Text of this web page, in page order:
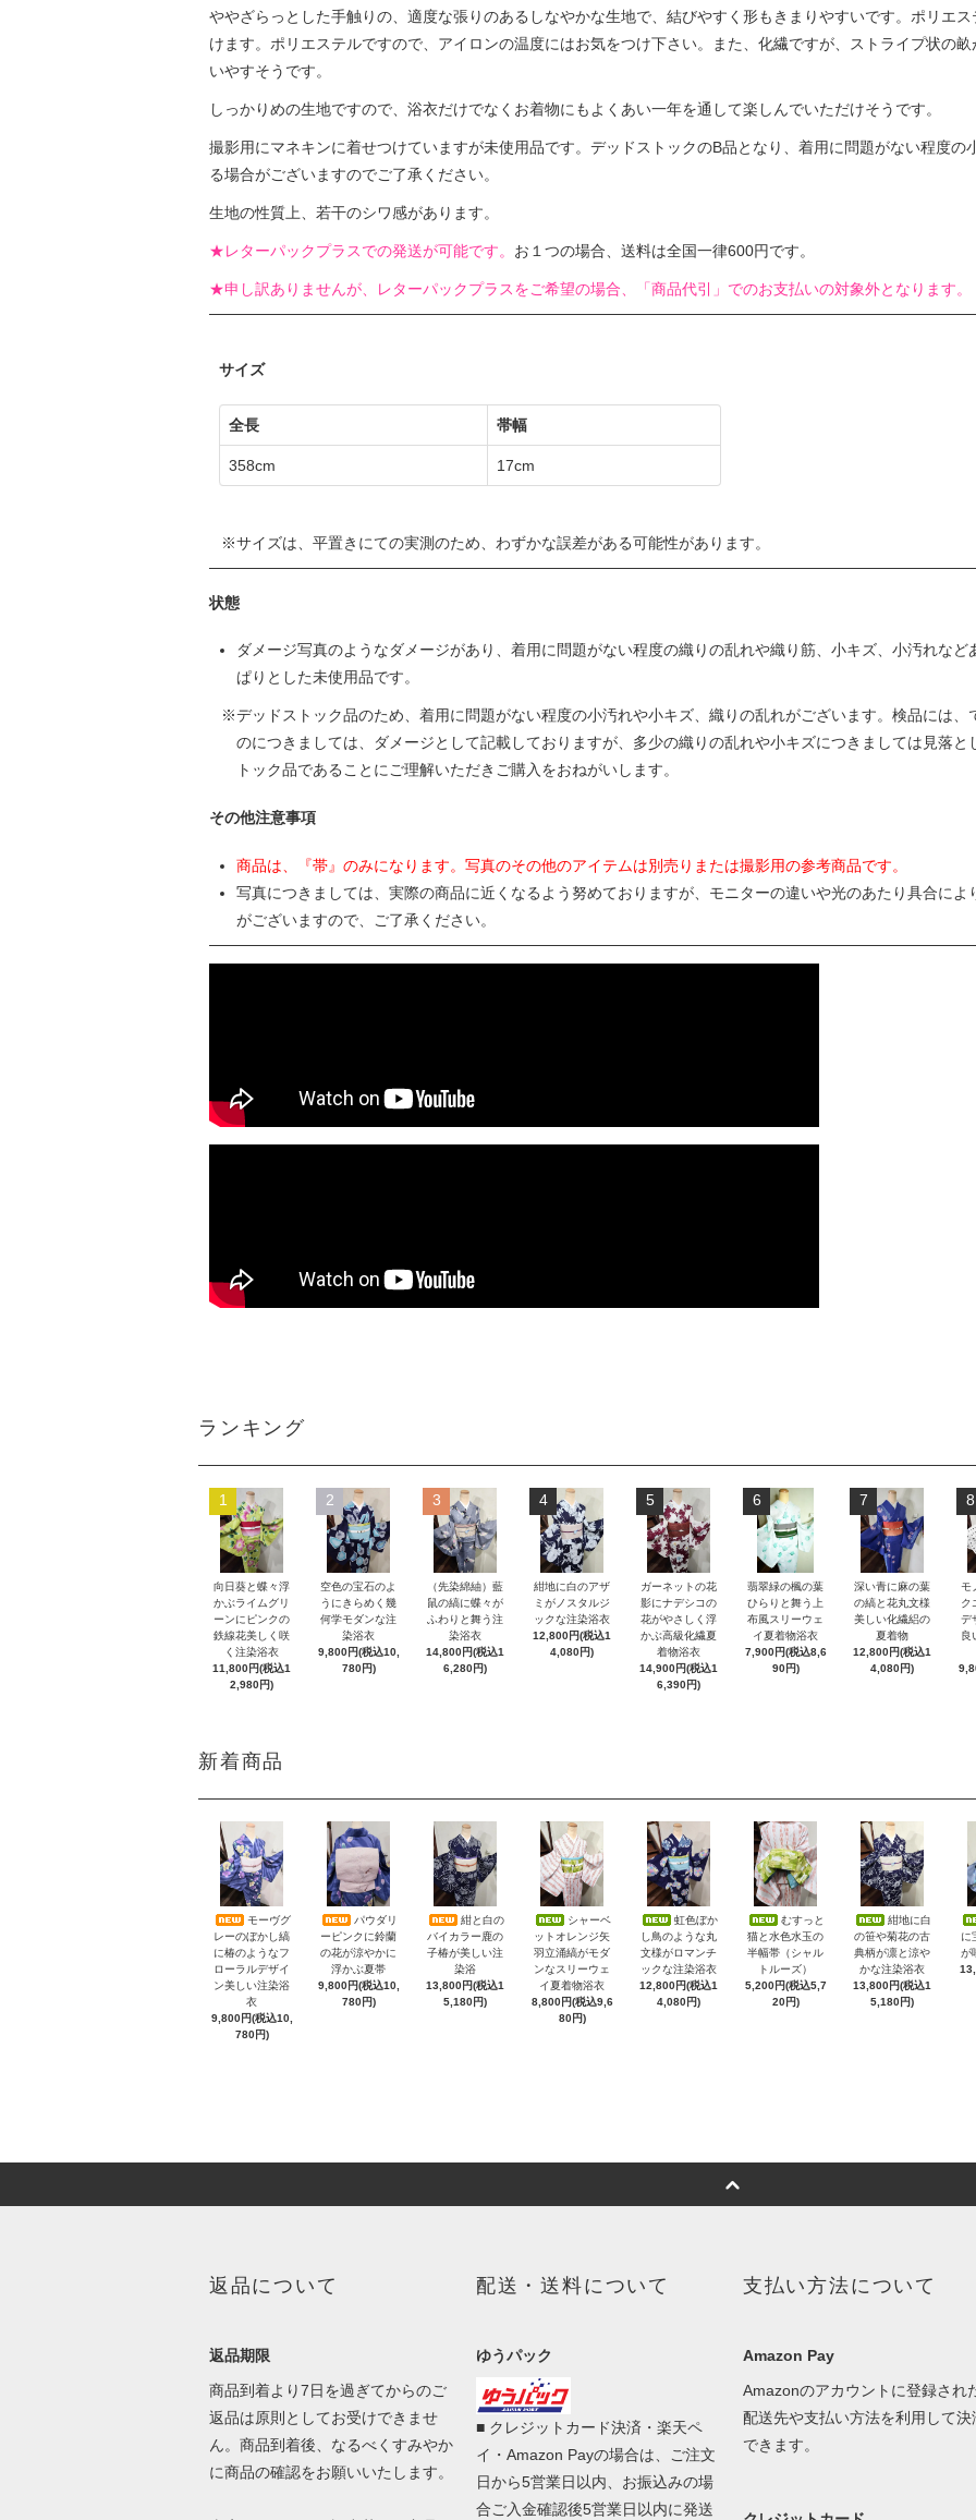
ややざらっとした手触りの、適度な張りのあるしなやかな生地で、結びやすく形もきまりやすいです。ポリエ
けます。ポリエステルですので、アイロンの温度にはお気をつけ下さい。また、化繊ですが、ストライプ状の
いやすそうです。
しっかりめの生地ですので、浴衣だけでなくお着物にもよくあい一年を通して楽しんでいただけそうです。
撮影用にマネキンに着せつけていますが未使用品です。デッドストックのB品となり、着用に問題がない程度の
る場合がございますのでご了承ください。
生地の性質上、若干のシワ感があります。
★レターパックプラスでの発送が可能です。 お１つの場合、送料は全国一律600円です。
★申し訳ありませんが、レターパックプラスをご希望の場合、「商品代引」でのお支払いの対象外となります。
サイズ
全長 帯幅
358cm 17cm
サイズは、平置きにての実測のため、わずかな誤差がある可能性があります。
状態
ダメージ写真のようなダメージがあり、着用に問題がない程度の織りの乱れや織り筋、小キズ、小汚れな
ぱりとした未使用品です。
デッドストック品のため、着用に問題がない程度の小汚れや小キズ、織りの乱れがございます。検品には
のにつきましては、ダメージとして記載しておりますが、多少の織りの乱れや小キズにつきましては見落
トック品であることにご理解いただきご購入をおねがいします。
その他注意事項
商品は、『帯』のみになります。写真のその他のアイテムは別売りまたは撮影用の参考商品です。
写真につきましては、実際の商品に近くなるよう努めておりますが、モニターの違いや光のあたり具合に
がございますので、ご了承ください。
ランキング
1
向日葵と蝶々浮
かぶライムグリ
ーンにピンクの
鉄線花美しく咲
く注染浴衣
11,800円(税込1
2,980円)
2
空色の宝石のよ
うにきらめく幾
何学モダンな注
染浴衣
9,800円(税込10,
780円)
3
（先染綿紬）藍
鼠の縞に蝶々が
ふわりと舞う注
染浴衣
14,800円(税込1
6,280円)
4
紺地に白のアザ
ミがノスタルジ
ックな注染浴衣
12,800円(税込1
4,080円)
5
ガーネットの花
影にナデシコの
花がやさしく浮
かぶ高級化繊夏
着物浴衣
14,900円(税込1
6,390円)
6
翡翠緑の楓の葉
ひらりと舞う上
布風スリーウェ
イ夏着物浴衣
7,900円(税込8,6
90円)
7
深い青に麻の葉
の縞と花丸文様
美しい化繊絽の
夏着物
12,800円(税込1
4,080円)
8
モ
ク
デ
良
新着商品
モーヴグ
レーのぼかし縞
に椿のようなフ
ローラルデザイ
ン美しい注染浴
衣
9,800円(税込10,
780円)
パウダリ
ーピンクに鈴蘭
の花が涼やかに
浮かぶ夏帯
9,800円(税込10,
780円)
紺と白の
バイカラー鹿の
子椿が美しい注
染浴
13,800円(税込1
5,180円)
シャーベ
ットオレンジ矢
羽立涌縞がモダ
ンなスリーウェ
イ夏着物浴衣
8,800円(税込9,6
80円)
虹色ぼか
し鳥のような丸
文様がロマンチ
ックな注染浴衣
12,800円(税込1
4,080円)
むすっと
猫と水色水玉の
半幅帯（シャル
トルーズ）
5,200円(税込5,7
20円)
紺地に白
の笹や菊花の古
典柄が凛と涼や
かな注染浴衣
13,800円(税込1
5,180円)
に
が
返品について
返品期限
商品到着より7日を過ぎてからのご
返品は原則としてお受けできませ
ん。商品到着後、なるべくすみやか
に商品の確認をお願いいたします。
配送・送料について
ゆうパック
■ クレジットカード決済・楽天ペ
イ・Amazon Payの場合は、ご注文
日から5営業日以内、お振込みの場
合ご入金確認後5営業日以内に発送
支払い方法について
Amazon Pay
Amazonのアカウントに登録され
配送先や支払い方法を利用して決
できます。